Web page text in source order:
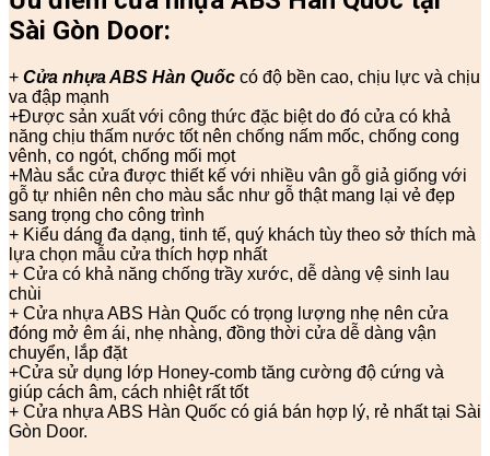
Sài Gòn Door:
+ Cửa nhựa ABS Hàn Quốc có độ bền cao, chịu lực và chịu
va đập mạnh
+Được sản xuất với công thức đặc biệt do đó cửa có khả
năng chịu thấm nước tốt nên chống nấm mốc, chống cong
vênh, co ngót, chống mối mọt
+Màu sắc cửa được thiết kế với nhiều vân gỗ giả giống với
gỗ tự nhiên nên cho màu sắc như gỗ thật mang lại vẻ đẹp
sang trọng cho công trình
+ Kiểu dáng đa dạng, tinh tế, quý khách tùy theo sở thích mà
lựa chọn mẫu cửa thích hợp nhất
+ Cửa có khả năng chống trầy xước, dễ dàng vệ sinh lau
chùi
+ Cửa nhựa ABS Hàn Quốc có trọng lượng nhẹ nên cửa
đóng mở êm ái, nhẹ nhàng, đồng thời cửa dễ dàng vận
chuyển, lắp đặt
+Cửa sử dụng lớp Honey-comb tăng cường độ cứng và
giúp cách âm, cách nhiệt rất tốt
+ Cửa nhựa ABS Hàn Quốc có giá bán hợp lý, rẻ nhất tại Sài
Gòn Door.